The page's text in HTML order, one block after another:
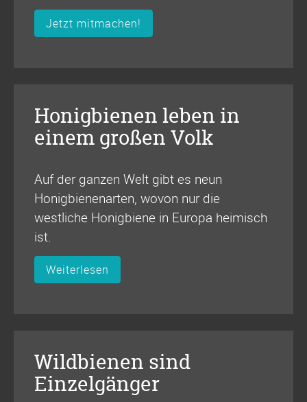
Jetzt mitmachen!
Honigbienen leben in
einem großen Volk
Auf der ganzen Welt gibt es neun
Honigbienenarten, wovon nur die
westliche Honigbiene in Europa heimisch
ist.
Weiterlesen
Wildbienen sind
Einzelgänger